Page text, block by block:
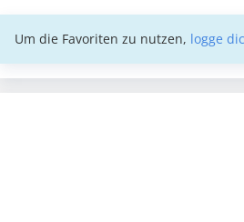
Um die Favoriten zu nutzen, logge